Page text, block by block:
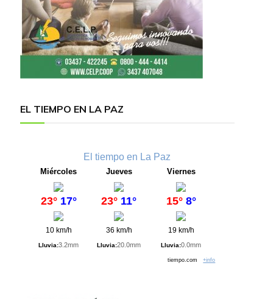
EL TIEMPO EN LA PAZ
El tiempo en La Paz
Miércoles
23° 17°
10 km/h
Lluvia:3.2mm
Jueves
23° 11°
36 km/h
Lluvia:20.0mm
Viernes
15° 8°
19 km/h
Lluvia:0.0mm
tiempo.com+info